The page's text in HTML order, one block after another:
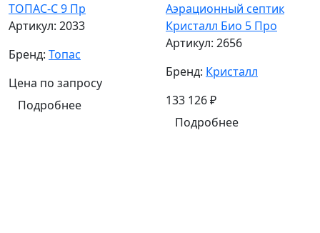
ТОПАС-С 9 Пр
Артикул: 2033
Бренд: Топас
Цена по запросу
Подробнее
Аэрационный септик
Кристалл Био 5 Про
Артикул: 2656
Бренд: Кристалл
133 126₽
Подробнее